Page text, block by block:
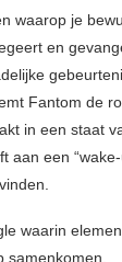
waarop je
en
Fantom de
in een staat
een “wake-
waarin
samenkomen.